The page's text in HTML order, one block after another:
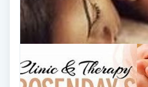
Färgning